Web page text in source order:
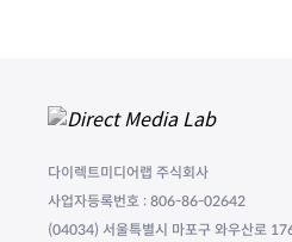
다이렉트미디어랩 주식회사
사업자등록번호 : 806-86-02642
(04034) 서울특별시 마포구 와우산로